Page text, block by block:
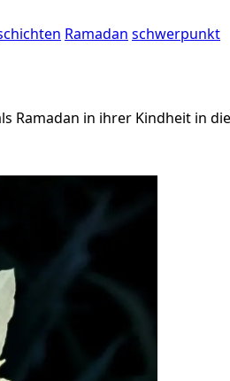
Ramadan schwerpunkt
Ramadan in ihrer Kindheit in